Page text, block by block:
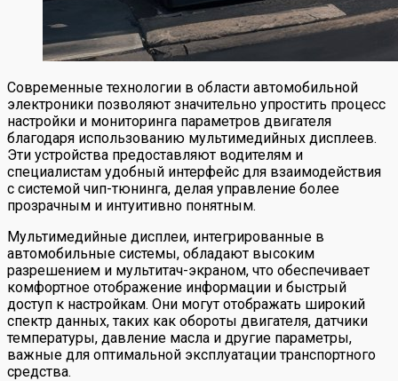
Современные технологии в области автомобильной
электроники позволяют значительно упростить процесс
настройки и мониторинга параметров двигателя
благодаря использованию мультимедийных дисплеев.
Эти устройства предоставляют водителям и
специалистам удобный интерфейс для взаимодействия
с системой чип-тюнинга, делая управление более
прозрачным и интуитивно понятным.
Мультимедийные дисплеи, интегрированные в
автомобильные системы, обладают высоким
разрешением и мультитач-экраном, что обеспечивает
комфортное отображение информации и быстрый
доступ к настройкам. Они могут отображать широкий
спектр данных, таких как обороты двигателя, датчики
температуры, давление масла и другие параметры,
важные для оптимальной эксплуатации транспортного
средства.